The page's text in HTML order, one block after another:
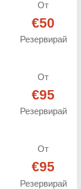
От
€50
Резервирай
От
€95
Резервирай
От
€95
Резервирай